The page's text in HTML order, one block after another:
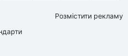
Розмістити рекламу